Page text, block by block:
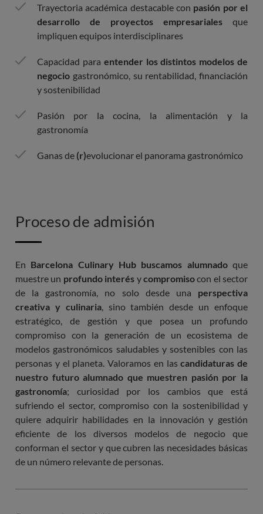
Trayectoria académica destacable con pasión por el
desarrollo de proyectos empresariales que
impliquen equipos interdisciplinares
Capacidad para entender los distintos modelos de
negocio gastronómico, su rentabilidad, financiación
y sostenibilidad
Pasión por la cocina, la alimentación y la
gastronomía
Ganas de (r)evolucionar el panorama gastronómico
Proceso de admisión
En Barcelona Culinary Hub buscamos alumnadoque
muestre un profundo interés ycompromisocon el sector
de la gastronomía, no solo desde una perspectiva
creativa y culinaria, sino también desde un enfoque
estratégico, de gestión y que posea un profundo
compromiso con la generación de un ecosistema de
modelos gastronómicos saludables y sostenibles con las
personas y el planeta. Valoramos en lascandidaturas de
nuestro futuro alumnado que muestren pasión por la
gastronomía; curiosidad por los cambios que está
sufriendo el sector, compromiso con la sostenibilidad y
quiere adquirir habilidades en la innovación y gestión
eficiente de los diversos modelos de negocio que
conforman el sector y que cubren las necesidades básicas
de un número relevante de personas.